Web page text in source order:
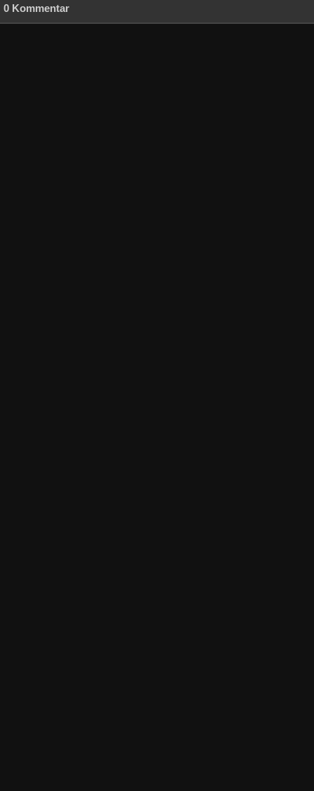
0 Kommentar